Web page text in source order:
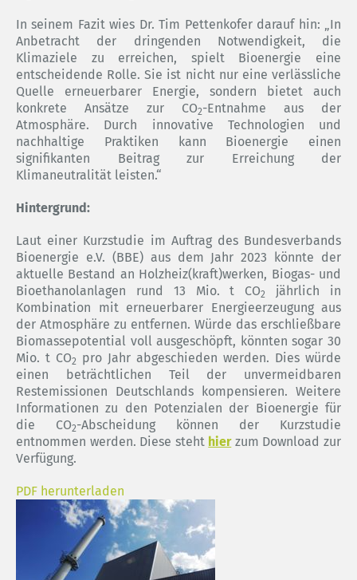
In seinem Fazit wies Dr. Tim Pettenkofer darauf hin: „In
Anbetracht der dringenden Notwendigkeit, die
Klimaziele zu erreichen, spielt Bioenergie eine
entscheidende Rolle. Sie ist nicht nur eine verlässliche
Quelle erneuerbarer Energie, sondern bietet auch
konkrete Ansätze zur CO2-Entnahme aus der
Atmosphäre. Durch innovative Technologien und
nachhaltige Praktiken kann Bioenergie einen
signifikanten Beitrag zur Erreichung der
Klimaneutralität leisten.“
Hintergrund:
Laut einer Kurzstudie im Auftrag des Bundesverbands
Bioenergie e.V. (BBE) aus dem Jahr 2023 könnte der
aktuelle Bestand an Holzheiz(kraft)werken, Biogas- und
Bioethanolanlagen rund 13 Mio. t CO2
jährlich in
Kombination mit erneuerbarer Energieerzeugung aus
der Atmosphäre zu entfernen. Würde das erschließbare
Biomassepotential voll ausgeschöpft, könnten sogar 30
Mio. t CO2
pro Jahr abgeschieden werden. Dies würde
einen beträchtlichen Teil der unvermeidbaren
Restemissionen Deutschlands kompensieren. Weitere
Informationen zu den Potenzialen der Bioenergie für
die CO2-Abscheidung können der Kurzstudie
entnommen werden. Diese steht hierzum Download zur
Verfügung.
PDF herunterladen